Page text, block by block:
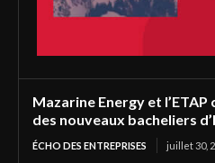
Mazarine Energy et
des nouveaux bacheliers
ÉCHO DES ENTREPRISES juillet 30,